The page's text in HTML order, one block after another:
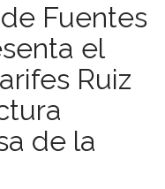
Fuentes
el
Ruiz
de la